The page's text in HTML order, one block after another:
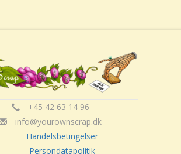
+45 42 63 14 96
info@yourownscrap.dk
Handelsbetingelser
Persondatapolitik